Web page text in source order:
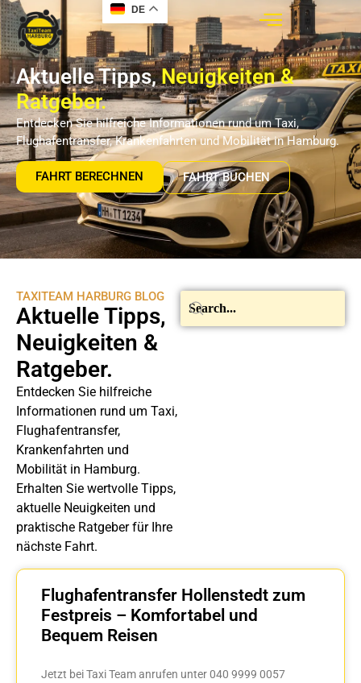
DE
Aktuelle Tipps,Neuigkeiten &
Ratgeber.
Entdecken Sie hilfreiche Informationen rund um Taxi,
Flughafentransfer, Krankenfahrten und Mobilität in Hamburg.
FAHRT BERECHNEN FAHRT BUCHEN
TAXITEAM HARBURG BLOG
Aktuelle Tipps,
Neuigkeiten &
Ratgeber.
Entdecken Sie hilfreiche
Informationen rund um Taxi,
Flughafentransfer,
Krankenfahrten und
Mobilität in Hamburg.
Erhalten Sie wertvolle Tipps,
aktuelle Neuigkeiten und
praktische Ratgeber für Ihre
nächste Fahrt.
Flughafentransfer Hollenstedt zum
Festpreis – Komfortabel und
Bequem Reisen
Jetzt bei Taxi Team anrufen unter 040 9999 0057